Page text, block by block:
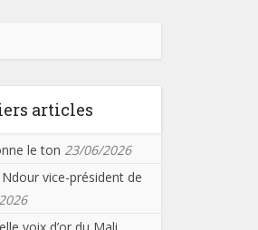
articles
le ton 23/06/2026
vice-président de